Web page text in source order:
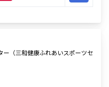
ー（三和健康ふれあいスポーツセ